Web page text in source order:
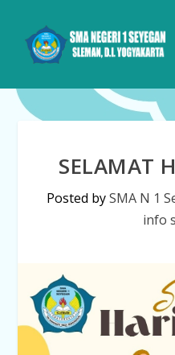
SELAMAT
Posted bySMA N 1
info